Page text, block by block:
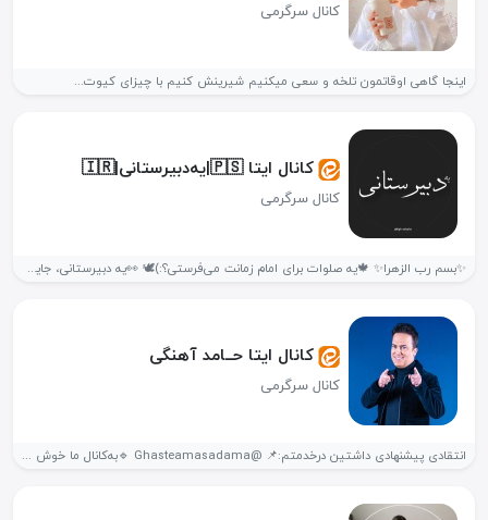
کانال سرگرمی
اینجا گاهی اوقاتمون تلخه و سعی میکنیم شیرینش کنیم با چیزای کیوت...
کانال ایتا 🇵🇸|یه‌دبیرستانی|🇮🇷
کانال سرگرمی
✨بسم رب الزهرا✨ 🍁یه صلوات برای امام زمانت می‌فرستی؟:)🕊 👀یه دبیرستانی، جایی...
کانال ایتا حــامد آهنگی
کانال سرگرمی
انتقادی پیشنهادی داشتین درخدمتم:📌 @Ghasteamasadama 🔹️به‌کانال ما خوش اومدی 🔹️کانال طرفداران استاد...